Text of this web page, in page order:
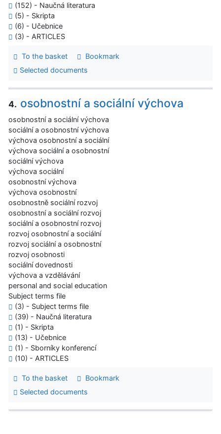
(152) - Naučná literatura
(5) - Skripta
(6) - Učebnice
(3) - ARTICLES
To the basket
Bookmark
Selected documents
4. osobnostní a sociální výchova
osobnostní a sociální výchova
sociální a osobnostní výchova
výchova osobnostní a sociální
výchova sociální a osobnostní
sociální výchova
výchova sociální
osobnostní výchova
výchova osobnostní
osobnostně sociální rozvoj
osobnostní a sociální rozvoj
sociální a osobnostní rozvoj
rozvoj osobnostní a sociální
rozvoj sociální a osobnostní
rozvoj osobnosti
sociální dovednosti
výchova a vzdělávání
personal and social education
Subject terms file
(3) - Subject terms file
(39) - Naučná literatura
(1) - Skripta
(13) - Učebnice
(1) - Sborníky konferencí
(10) - ARTICLES
To the basket
Bookmark
Selected documents